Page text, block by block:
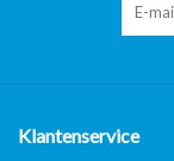
Klantenservice